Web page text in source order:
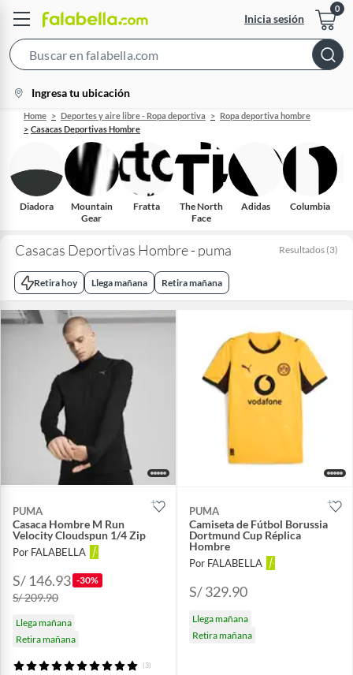
Inicia sesión
Bar
location-
icon
Ingresa tu ubicación
Home Deportes y aire libre - Ropa deportiva
Ropa deportiva hombre
Casacas Deportivas Hombre
Diadora
Mountain
Gear
Fratta
The North
Face
Adidas Columbia
Casacas Deportivas Hombre - puma Resultados (3)
Retira hoy Llega mañana Retira mañana
PUMA
Casaca Hombre M Run
Velocity Cloudspun 1/4 Zip
Por FALABELLA
S/ 146.93 -30%
S/ 209.90
Llega mañana
Retira mañana
(3)
PUMA
Camiseta de Fútbol Borussia
Dortmund Cup Réplica
Hombre
Por FALABELLA
S/ 329.90
Llega mañana
Retira mañana